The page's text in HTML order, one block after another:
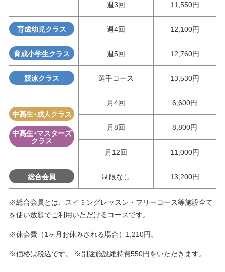
週3回 11,550円
育成幼児クラス 週4回 12,100円
育成小学生クラス 週5回 12,760円
競泳クラス 選手コース 13,530円
中高生･成人クラス
中高生･マスターズ
クラス
月4回 6,600円
月8回 8,800円
月12回 11,000円
総合会員 制限なし 13,200円
※総合会員とは、スイミングレッスン・フリーコース等施設全て
を使い放題でご利用いただけるコースです。
※休会費（1ヶ月お休みされる場合）1,210円。
※価格は税込です。 ※別途施設維持費550円をいただきます。